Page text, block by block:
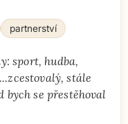
partnerství
sport, hudba,
stále
se přestěhoval